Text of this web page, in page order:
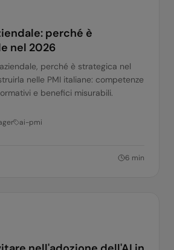
perché è
nel 2026
perché è strategica nel
nelle PMI italiane: competenze
e benefici misurabili.
ai-pmi
6 min